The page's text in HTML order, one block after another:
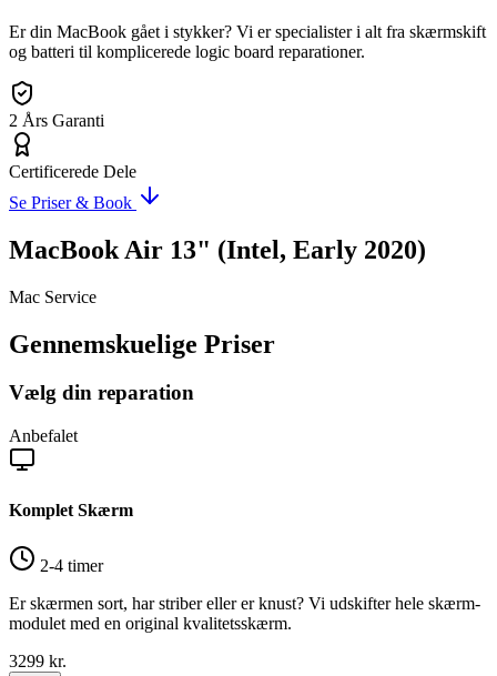
Er din MacBook gået i stykker? Vi er specialister i alt fra skærmskift
og batteri til komplicerede logic board reparationer.
2 Års Garanti
Certificerede Dele
Se Priser & Book
MacBook Air 13" (Intel, Early 2020)
Mac Service
Gennemskuelige Priser
Vælg din reparation
Anbefalet
Komplet Skærm
2-4 timer
Er skærmen sort, har striber eller er knust? Vi udskifter hele skærm-
modulet med en original kvalitetsskærm.
3299 kr.